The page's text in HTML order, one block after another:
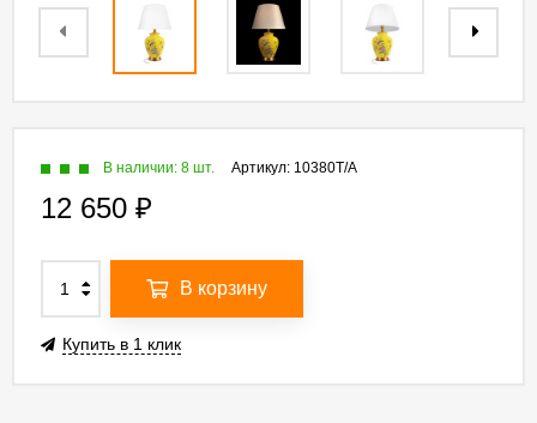
Артикул: 10380T/A
В наличии: 8 шт.
12 650 ₽
В корзину
Купить в 1 клик